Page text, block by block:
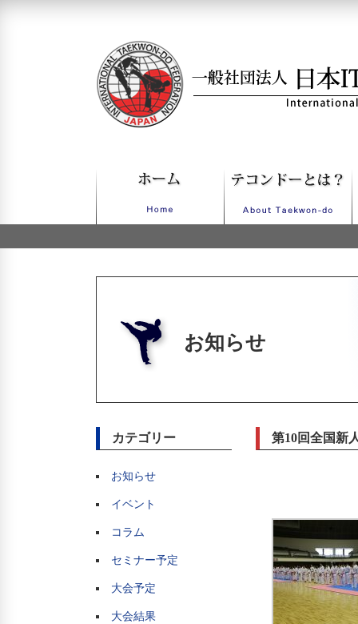
お知らせ
カテゴリー
お知らせ
イベント
コラム
セミナー予定
大会予定
大会結果
第10回全国新